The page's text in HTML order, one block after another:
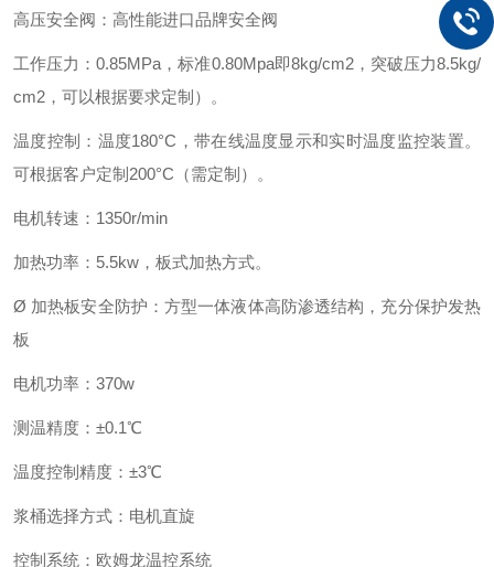
高压安全阀：高性能进口品牌安全阀
工作压力：0.85MPa，标准0.80Mpa即8kg/cm2，突破压力8.5kg/
cm2，可以根据要求定制）。
温度控制：温度180°C，带在线温度显示和实时温度监控装置。
可根据客户定制200°C（需定制）。
电机转速：1350r/min
加热功率：5.5kw，板式加热方式。
Ø 加热板安全防护：方型一体液体高防渗透结构，充分保护发热
板
电机功率：370w
测温精度：±0.1℃
温度控制精度：±3℃
浆桶选择方式：电机直旋
控制系统：欧姆龙温控系统